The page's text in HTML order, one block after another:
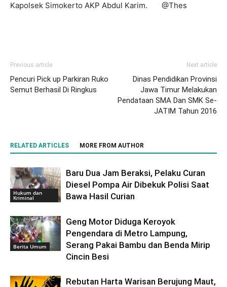
Kapolsek Simokerto AKP Abdul Karim. @Thes
Previous article
Pencuri Pick up Parkiran Ruko
Semut Berhasil Di Ringkus
Next article
Dinas Pendidikan Provinsi
Jawa Timur Melakukan
Pendataan SMA Dan SMK Se-
JATIM Tahun 2016
RELATED ARTICLES MORE FROM AUTHOR
Hukum dan
Kriminal
Baru Dua Jam Beraksi, Pelaku Curan
Diesel Pompa Air Dibekuk Polisi Saat
Bawa Hasil Curian
Berita Umum
Geng Motor Diduga Keroyok
Pengendara di Metro Lampung,
Serang Pakai Bambu dan Benda Mirip
Cincin Besi
Rebutan Harta Warisan Berujung Maut,